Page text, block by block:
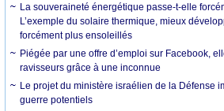
La souveraineté énergétique passe-t-elle
L’exemple du solaire thermique, mieux
forcément plus ensoleillés
Piégée par une offre d’emploi sur Facebook,
ravisseurs grâce à une inconnue
Le projet du ministère israélien de la Défense
guerre potentiels